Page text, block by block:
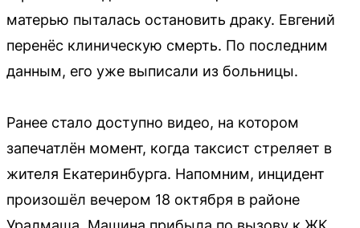
матерью пыталась остановить драку. Евгений
перенёс клиническую смерть. По последним
данным, его уже выписали из больницы.
Ранее стало доступно видео, на котором
запечатлён момент, когда таксист стреляет в
жителя Екатеринбурга. Напомним, инцидент
произошёл вечером 18 октября в районе